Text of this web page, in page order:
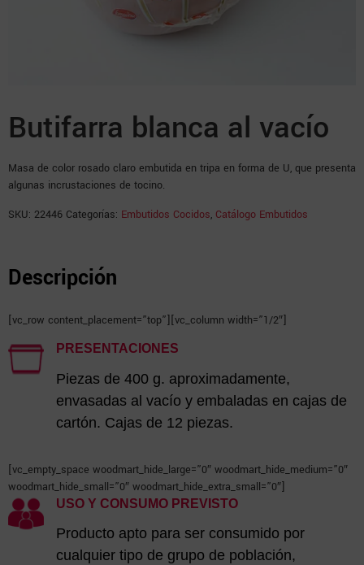
Butifarra blanca al vacío
Masa de color rosado claro embutida en tripa en forma de U, que presenta
algunas incrustaciones de tocino.
SKU: 22446 Categorías: Embutidos Cocidos, Catálogo Embutidos
Descripción
[vc_row content_placement=”top”][vc_column width=”1/2″]
PRESENTACIONES
Piezas de 400 g. aproximadamente,
envasadas al vacío y embaladas en cajas de
cartón. Cajas de 12 piezas.
[vc_empty_space woodmart_hide_large=”0″ woodmart_hide_medium=”0″
woodmart_hide_small=”0″ woodmart_hide_extra_small=”0″]
USO Y CONSUMO PREVISTO
Producto apto para ser consumido por
cualquier tipo de grupo de población,